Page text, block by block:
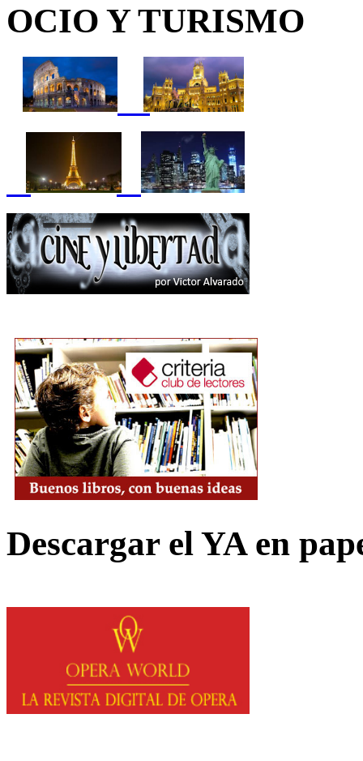
OCIO Y TURISMO
Descargar el YA en